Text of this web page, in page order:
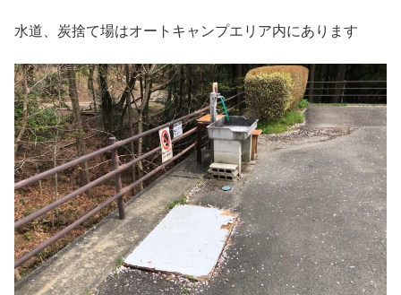
水道、炭捨て場はオートキャンプエリア内にあります